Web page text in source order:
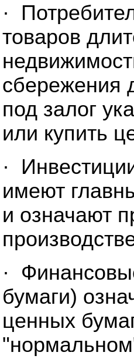
·
товаров
сбережения
под залог
или купить
·
имеют
и означают
·
бумаги)
ценных